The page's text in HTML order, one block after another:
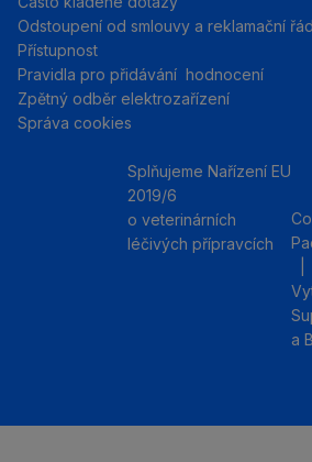
Odstoupení od smlouvy a reklamační řád
Přístupnost
Pravidla pro přidávání hodnocení
Zpětný odběr elektrozařízení
Správa cookies
Splňujeme Nařízení EU
2019/6
o veterinárních
léčivých přípravcích
a